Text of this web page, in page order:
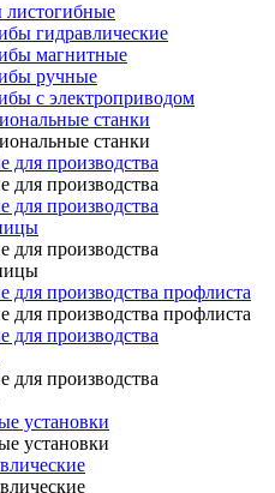
гидравлические
магнитные
ручные
с электроприводом
станки
станки
для производства
для производства
для производства
для производства
для производства профлиста
для производства профлиста
для производства
для производства
установки
установки